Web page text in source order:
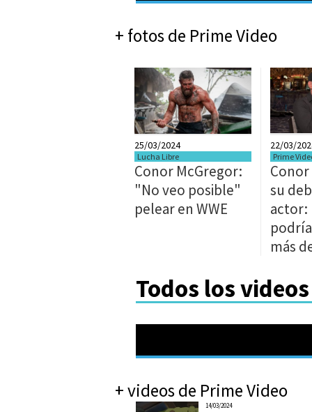
+ fotos de Prime Video
25/03/2024
Lucha Libre
Conor McGregor:
"No veo posible"
pelear en WWE
22/03/
Prime
su
actor:
más
Todos los
+ videos de Prime Video
14/03/2024